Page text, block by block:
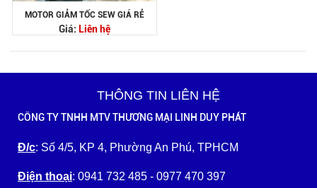
MOTOR GIẢM TỐC SEW GIÁ RẺ
Giá: Liên hệ
THÔNG TIN LIÊN HỆ
CÔNG TY TNHH MTV THƯƠNG MẠI LINH DUY PHÁT
Đ/c: Số 4/5, KP 4, Phường An Phú, TPHCM
Điện thoại: 0941 732 485 - 0977 470 397